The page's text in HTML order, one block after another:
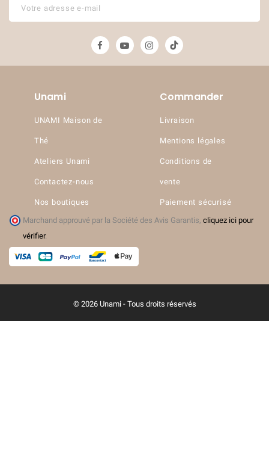
Unami
UNAMI Maison de
Thé
Ateliers Unami
Contactez-nous
Nos boutiques
Commander
Livraison
Mentions légales
Conditions de
vente
Paiement sécurisé
Marchand approuvé par la Société des Avis Garantis, cliquez ici pour
vérifier.
© 2026 Unami - Tous droits réservés